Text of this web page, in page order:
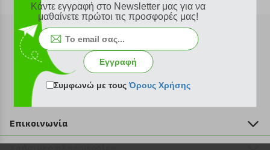
Επικοινωνία
211 2000 700
Κάντε εγγραφή στο Newsletter μας για να
μαθαίνετε πρώτοι τις προσφορές μας!
Εγγραφή
Συμφωνώ με τουςΌρους Χρήσης